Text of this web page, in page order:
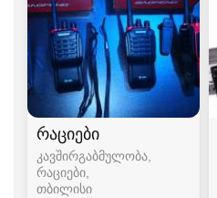
რაციები
კავშირგაბმულობა,
რაციები
თბილისი